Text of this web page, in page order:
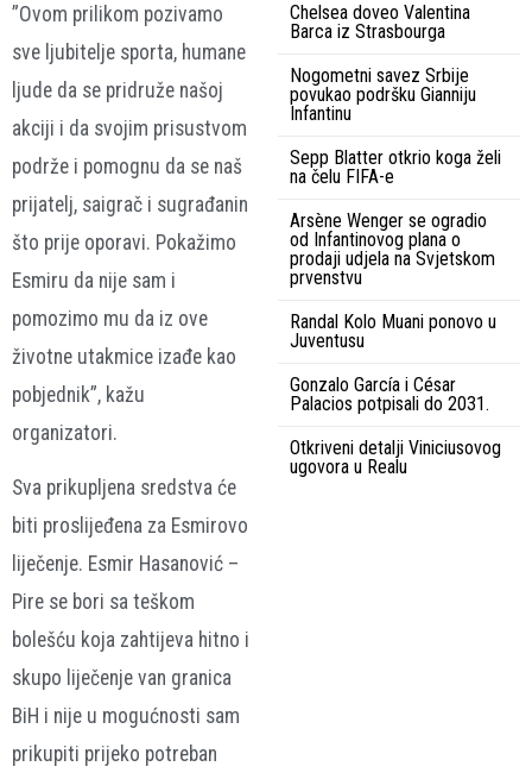
”Ovom prilikom pozivamo
sve ljubitelje sporta, humane
ljude da se pridruže našoj
akciji i da svojim prisustvom
podrže i pomognu da se naš
prijatelj, saigrač i sugrađanin
što prije oporavi. Pokažimo
Esmiru da nije sam i
pomozimo mu da iz ove
životne utakmice izađe kao
pobjednik”, kažu
organizatori.
Sva prikupljena sredstva će
biti proslijeđena za Esmirovo
liječenje. Esmir Hasanović –
Pire se bori sa teškom
bolešću koja zahtijeva hitno i
skupo liječenje van granica
BiH i nije u mogućnosti sam
prikupiti prijeko potreban
Chelsea doveo Valentina
Barca iz Strasbourga
Nogometni savez Srbije
povukao podršku Gianniju
Infantinu
Sepp Blatter otkrio koga želi
na čelu FIFA-e
Arsène Wenger se ogradio
od Infantinovog plana o
prodaji udjela na Svjetskom
prvenstvu
Randal Kolo Muani ponovo u
Juventusu
Gonzalo García i César
Palacios potpisali do 2031.
Otkriveni detalji Viniciusovog
ugovora u Realu